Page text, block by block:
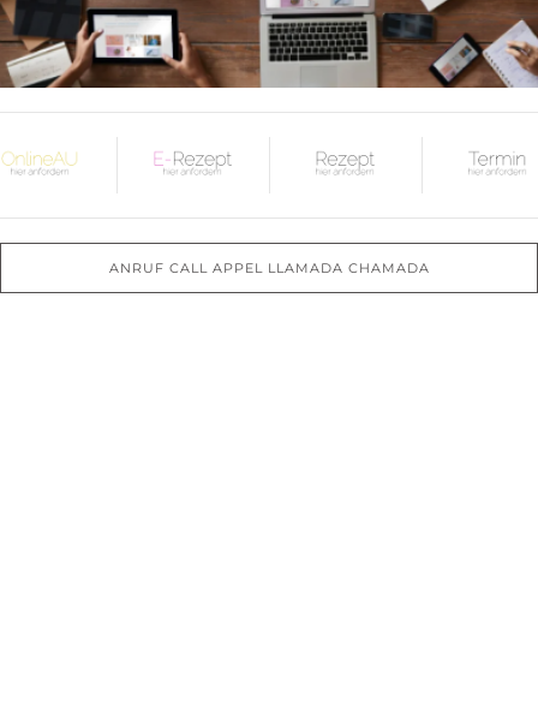
ANRUF CALL APPEL LLAMADA CHAMADA